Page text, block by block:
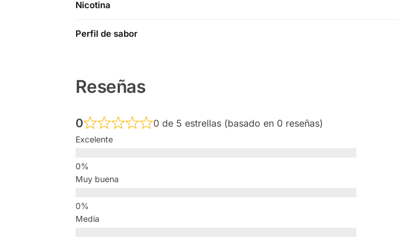
Nicotina
Perfil de sabor
Reseñas
0 0 de 5 estrellas (basado en 0 reseñas)
Excelente
Muy buena
Media